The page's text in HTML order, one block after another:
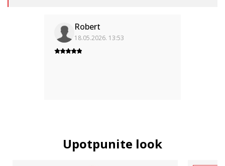
Robert
18.05.2026. 13:53
Upotpunite look